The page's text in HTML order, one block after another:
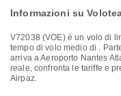
Informazioni su
V72038 (VOE) è un volo di
tempo di volo medio di .
arriva aAeroporto Nantes
reale, confronta le tariffe e
Airpaz.